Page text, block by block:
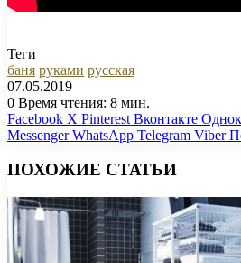
Теги
баня руками русская
07.05.2019
0 Время чтения: 8 мин.
Facebook X Pinterest Вконтакте
Messenger WhatsApp Telegram Viber
ПОХОЖИЕ СТАТЬИ